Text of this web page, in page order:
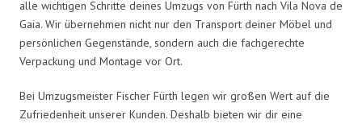
alle wichtigen Schritte deines Umzugs von Fürth nach Vila Nova de
Gaia. Wir übernehmen nicht nur den Transport deiner Möbel und
persönlichen Gegenstände, sondern auch die fachgerechte
Verpackung und Montage vor Ort.
Bei Umzugsmeister Fischer Fürth legen wir großen Wert auf die
Zufriedenheit unserer Kunden. Deshalb bieten wir dir eine